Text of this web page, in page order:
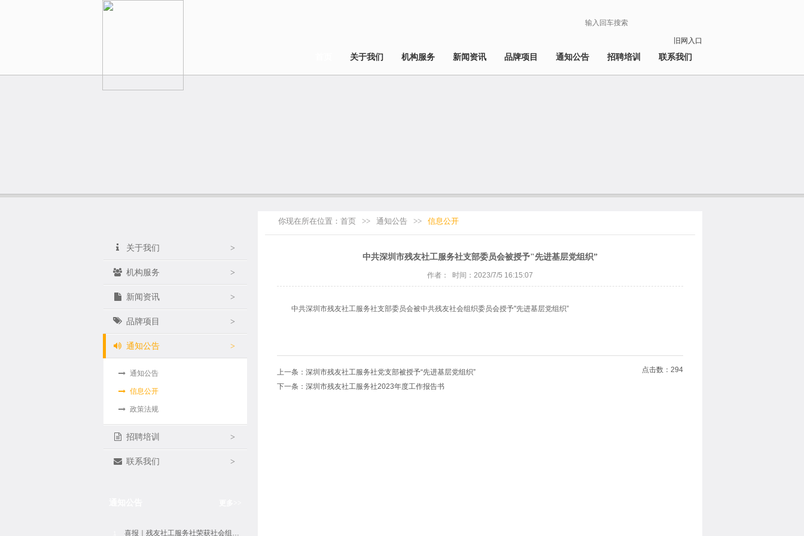
旧网入口
关于我们 机构服务 新闻资讯 品牌项目 通知公告 招聘培训 联系我们
关于我们 >
机构服务 >
新闻资讯 >
品牌项目 >
通知公告 >
通知公告
信息公开
政策法规
招聘培训 >
联系我们 >
喜报｜残友社工服务社荣获社会组织评估5A等级
你现在所在位置： 首页 >> 通知公告 >> 信息公开
中共深圳市残友社工服务社支部委员会被授予"先进基层党组织”
作者： 时间：2023/7/5 16:15:07
中共深圳市残友社工服务社支部委员会被中共残友社会组织委员会授予"先进基层党组织”
上一条： 深圳市残友社工服务社党支部被授予“先进基层党组织”
下一条： 深圳市残友社工服务社2023年度工作报告书
点击数： 294